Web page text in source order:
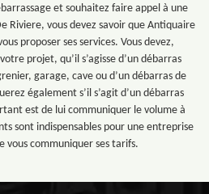
et souhaitez faire appel à une
Riviere, vous devez savoir que Antiquaire
proposer ses services. Vous devez,
projet, qu’il s’agisse d’un débarras
garage, cave ou d’un débarras de
également s’il s’agit d’un débarras
est de lui communiquer le volume à
sont indispensables pour une entreprise
vous communiquer ses tarifs.